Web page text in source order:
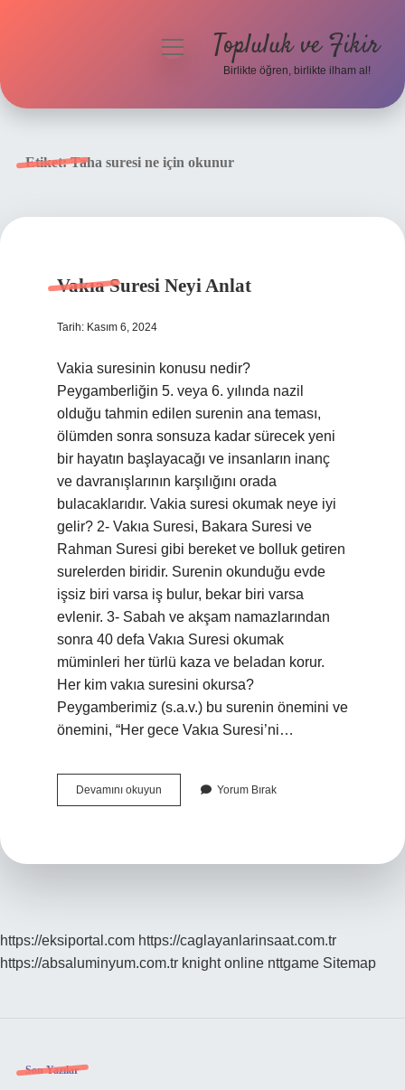
menüyüTopluluk ve Fikir
Birlikte öğren, birlikte ilham al!
Etiket:Taha suresi ne için okunur
Vakıa Suresi Neyi Anlat
Tarih: Kasım 6, 2024
Vakia suresinin konusu nedir?
Peygamberliğin 5. veya 6. yılında nazil
olduğu tahmin edilen surenin ana teması,
ölümden sonra sonsuza kadar sürecek yeni
bir hayatın başlayacağı ve insanların inanç
ve davranışlarının karşılığını orada
bulacaklarıdır. Vakia suresi okumak neye iyi
gelir? 2- Vakıa Suresi, Bakara Suresi ve
Rahman Suresi gibi bereket ve bolluk getiren
surelerden biridir. Surenin okunduğu evde
işsiz biri varsa iş bulur, bekar biri varsa
evlenir. 3- Sabah ve akşam namazlarından
sonra 40 defa Vakıa Suresi okumak
müminleri her türlü kaza ve beladan korur.
Her kim vakıa suresini okursa?
Peygamberimiz (s.a.v.) bu surenin önemini ve
önemini, “Her gece Vakıa Suresi’ni…
Devamını okuyun
Suresi
Yorum Bırak
https://eksiportal.com https://caglayanlarinsaat.com.tr
https://absaluminyum.com.tr knight online nttgame Sitemap
Sidebar
Son Yazılar